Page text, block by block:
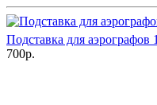
Подставка для аэрографов
700р.